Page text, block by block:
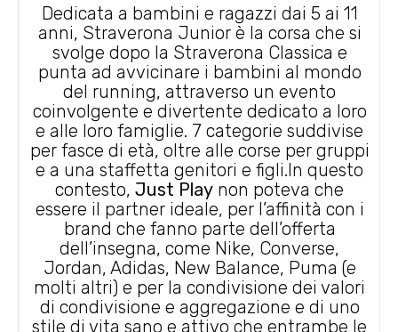
Dedicata a bambini e ragazzi dai 5 ai 11
anni, Straverona Junior è la corsa che si
svolge dopo la Straverona Classica e
punta ad avvicinare i bambini al mondo
del running, attraverso un evento
coinvolgente e divertente dedicato a loro
e alle loro famiglie. 7 categorie suddivise
per fasce di età, oltre alle corse per gruppi
e a una staffetta genitori e figli.In questo
contesto, Just Play non poteva che
essere il partner ideale, per l’affinità con i
brand che fanno parte dell’offerta
dell’insegna, come Nike, Converse,
Jordan, Adidas, New Balance, Puma (e
molti altri) e per la condivisione dei valori
di condivisione e aggregazione e di uno
stile di vita sano e attivo che entrambe le